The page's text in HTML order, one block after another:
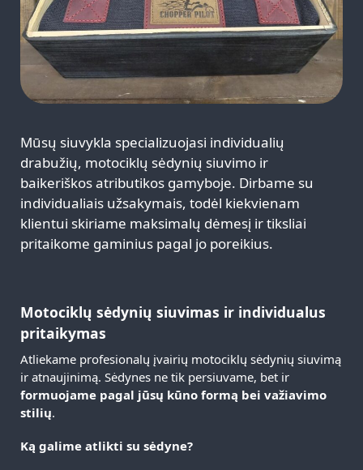
Mūsų siuvykla specializuojasi individualių
drabužių, motociklų sėdynių siuvimo ir
baikeriškosatributikos gamyboje. Dirbame su
individualiais užsakymais, todėl kiekvienam
klientui skiriame maksimalų dėmesį ir tiksliai
pritaikome gaminius pagal jo poreikius.
Motociklų sėdynių siuvimas ir individualus
pritaikymas
Atliekame profesionalų įvairių motociklų sėdynių siuvimą
ir atnaujinimą. Sėdynes ne tik persiuvame, bet ir
formuojame pagal jūsų kūno formą bei važiavimo
stilių.
Ką galime atlikti su sėdyne?